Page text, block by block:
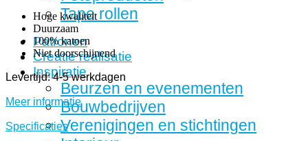
Tape rollen
Patronen
Creatie realisatie
Inspiratie
Beurzen en evenementen
Bouwbedrijven
Verenigingen en stichtingen
Hoge kwaliteit
Duurzaam
100% katoen
Niet doorschijnend
Levertijd: 4-5 werkdagen
Meer informatie
Specificaties